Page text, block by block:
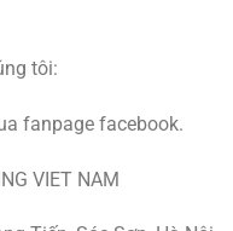
tôi:
fanpage facebook.
VIET NAM